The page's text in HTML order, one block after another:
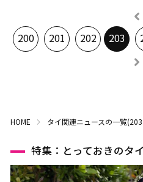
200 201 202 203
HOME タイ関連ニュースの一覧
特集：とっておきのタ